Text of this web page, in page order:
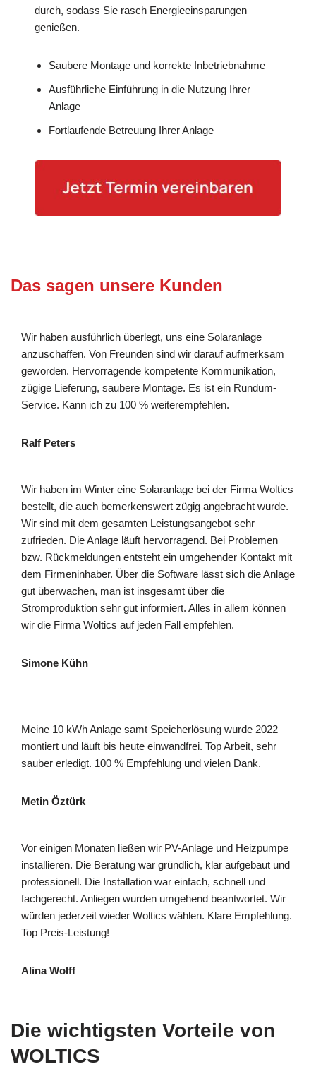
durch, sodass Sie rasch Energieeinsparungen
genießen.
Saubere Montage und korrekte Inbetriebnahme
Ausführliche Einführung in die Nutzung Ihrer
Anlage
Fortlaufende Betreuung Ihrer Anlage
Das sagen unsere Kunden
Wir haben ausführlich überlegt, uns eine Solaranlage
anzuschaffen. Von Freunden sind wir darauf aufmerksam
geworden. Hervorragende kompetente Kommunikation,
zügige Lieferung, saubere Montage. Es ist ein Rundum-
Service. Kann ich zu 100 % weiterempfehlen.
Ralf Peters
Wir haben im Winter eine Solaranlage bei der Firma Woltics
bestellt, die auch bemerkenswert zügig angebracht wurde.
Wir sind mit dem gesamten Leistungsangebot sehr
zufrieden. Die Anlage läuft hervorragend. Bei Problemen
bzw. Rückmeldungen entsteht ein umgehender Kontakt mit
dem Firmeninhaber. Über die Software lässt sich die Anlage
gut überwachen, man ist insgesamt über die
Stromproduktion sehr gut informiert. Alles in allem können
wir die Firma Woltics auf jeden Fall empfehlen.
Simone Kühn
Meine 10 kWh Anlage samt Speicherlösung wurde 2022
montiert und läuft bis heute einwandfrei. Top Arbeit, sehr
sauber erledigt. 100 % Empfehlung und vielen Dank.
Metin Öztürk
Vor einigen Monaten ließen wir PV-Anlage und Heizpumpe
installieren. Die Beratung war gründlich, klar aufgebaut und
professionell. Die Installation war einfach, schnell und
fachgerecht. Anliegen wurden umgehend beantwortet. Wir
würden jederzeit wieder Woltics wählen. Klare Empfehlung.
Top Preis-Leistung!
Alina Wolff
Die wichtigsten Vorteile von
WOLTICS